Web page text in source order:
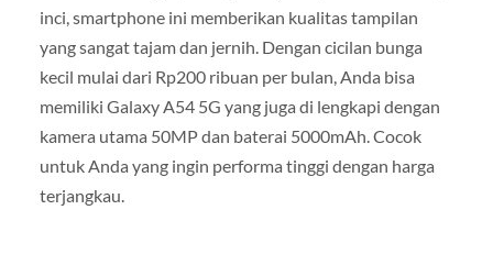
inci, smartphone ini memberikan kualitas tampilan
yang sangat tajam dan jernih. Dengan cicilan bunga
kecil mulai dari Rp200 ribuan per bulan, Anda bisa
memiliki Galaxy A54 5G yang juga di lengkapi dengan
kamera utama 50MP dan baterai 5000mAh. Cocok
untuk Anda yang ingin performa tinggi dengan harga
terjangkau.